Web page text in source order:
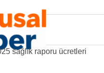
sağlık raporu ücretleri